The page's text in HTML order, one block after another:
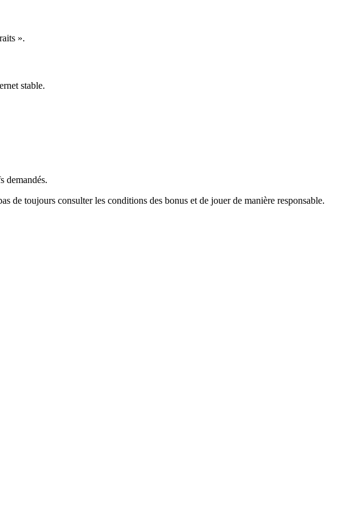
».
stable.
demandés.
de toujours consulter les conditions des bonus et de jouer de manière responsable.